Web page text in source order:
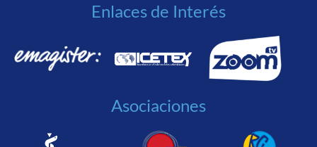
Enlaces de Interés
Asociaciones